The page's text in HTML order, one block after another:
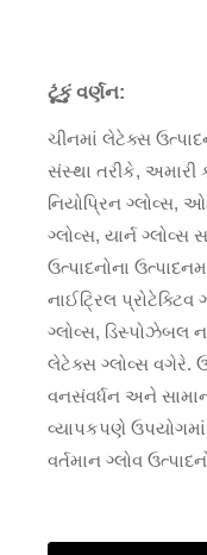
ટૂંકું વર્ણન:
ચીનમાં લેટેક્સ
સંસ્થા તરીકે, અમારી
નિયોપ્રિન ગ્લોવ્સ,
ગ્લોવ્સ, યાર્ન ગ્લોવ્સ
ઉત્પાદનોના
નાઈટ્રિલ પ્રોટેક્ટિવ
ગ્લોવ્સ, ડિસ્પોઝેબલ
લેટેક્સ ગ્લોવ્સ વગેરે.
વનસંવર્ધન અને
વ્યાપકપણે
વર્તમાન ગ્લોવ